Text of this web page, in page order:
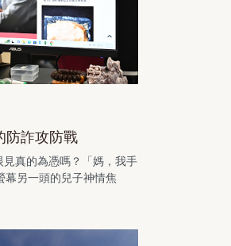
防詐攻防戰
真的為憑嗎？「媽，我手
幕另一頭的兒子神情焦